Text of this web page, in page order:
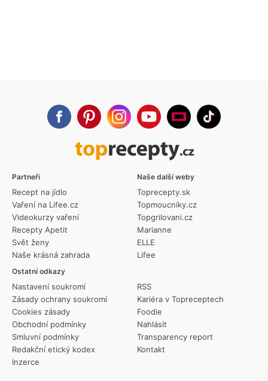
Partneři
Recept na jídlo
Vaření na Lifee.cz
Videokurzy vaření
Recepty Apetit
Svět ženy
Naše krásná zahrada
Ostatní odkazy
Nastavení soukromí
Zásady ochrany soukromí
Cookies zásady
Obchodní podmínky
Smluvní podmínky
Redakční etický kodex
Inzerce
RSS
Kariéra v Topreceptech
Foodie
Nahlásit
Transparency report
Kontakt
Naše další weby
Toprecepty.sk
Topmoucniky.cz
Topgrilovani.cz
Marianne
ELLE
Lifee